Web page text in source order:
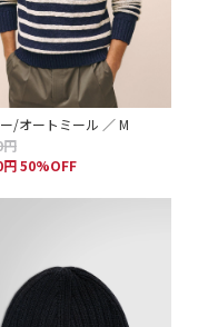
/オートミール ／ M
50%OFF